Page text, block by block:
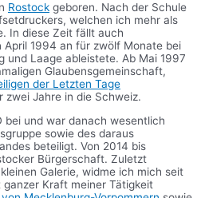
Rostock geboren. Nach der Schule
welchen ich mehr als
In diese Zeit fällt auch
April 1994 an für zwölf Monate bei
und Laage ableistete. Ab Mai 1997
Glaubensgemeinschaft,
der Letzten Tage
zwei Jahre in die Schweiz.
bei und war danach wesentlich
sowie des daraus
beteiligt. Von 2014 bis
Bürgerschaft. Zuletzt
Galerie, widme ich mich seit
Kraft meiner Tätigkeit